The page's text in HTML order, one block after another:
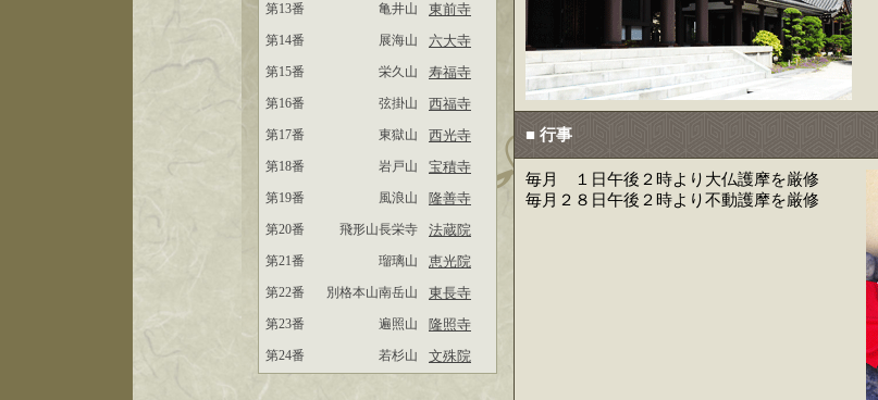
第13番 亀井山 東前寺
第14番 展海山 六大寺
第15番 栄久山 寿福寺
第16番 弦掛山 西福寺
第17番 東獄山 西光寺
第18番 岩戸山 宝積寺
第19番 風浪山 隆善寺
第20番 飛形山長栄寺 法蔵院
第21番 瑠璃山 恵光院
第22番 別格本山南岳山 東長寺
第23番 遍照山 隆照寺
第24番 若杉山 文殊院
■ 行事
毎月 １日午後２時より大仏護摩を厳修
毎月２８日午後２時より不動護摩を厳修